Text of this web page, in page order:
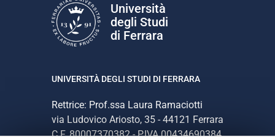
Università
degli Studi
di Ferrara
UNIVERSITÀ DEGLI STUDI DI FERRARA
Rettrice: Prof.ssa Laura Ramaciotti
via Ludovico Ariosto, 35 - 44121 Ferrara
C.F. 80007370382 - P.IVA 00434690384